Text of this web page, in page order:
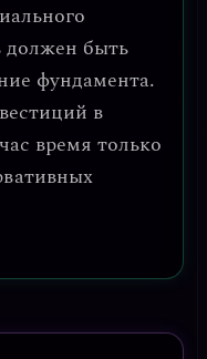
должен быть
фундамента.
в
время только